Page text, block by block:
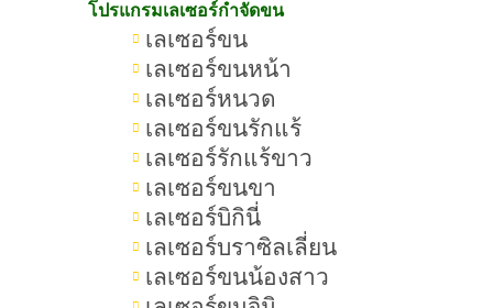
โปรแกรมเลเซอร์กำจัดขน
เลเซอร์ขน
เลเซอร์ขนหน้า
เลเซอร์หนวด
เลเซอร์ขนรักแร้
เลเซอร์รักแร้ขาว
เลเซอร์ขนขา
เลเซอร์บิกินี่
เลเซอร์บราซิลเลี่ยน
เลเซอร์ขนน้องสาว
สารบัญเนื้อหา หน้ากระจ่างใส
15 วิธีทำให้หน้ากระจ่างใส แบบเร่ง
ด่วน แก้หน้าโทรม
หน้ากระจ่างใสคืออะไร เป็นอย่างไร